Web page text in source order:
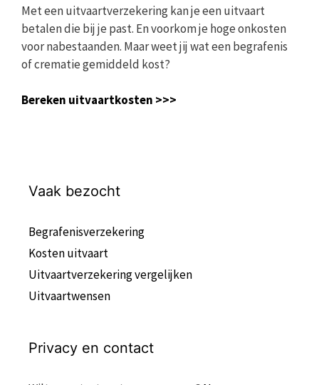
Met een uitvaartverzekering kan je een uitvaart
betalen die bij je past. En voorkom je hoge onkosten
voor nabestaanden. Maar weet jij wat een begrafenis
of crematie gemiddeld kost?
Bereken uitvaartkosten >>>
Vaak bezocht
Begrafenisverzekering
Kosten uitvaart
Uitvaartverzekering vergelijken
Uitvaartwensen
Privacy en contact